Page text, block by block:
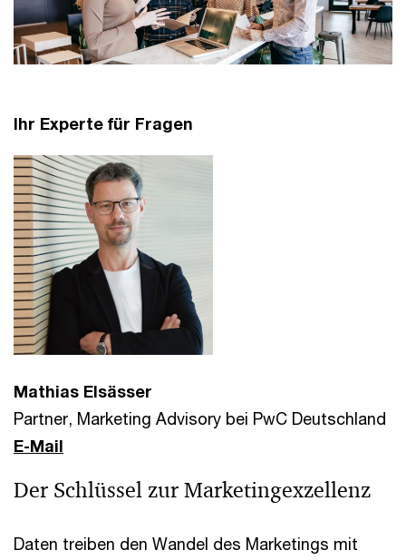
Ihr Experte für Fragen
Mathias Elsässer
Partner, Marketing Advisory bei PwC Deutschland
E-Mail
Der Schlüssel zur Marketingexzellenz
Daten treiben den Wandel des Marketings mit